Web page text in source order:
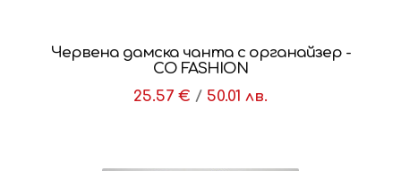
Червена дамска чанта с органайзер -
CO FASHION
25.57 € / 50.01 лв.